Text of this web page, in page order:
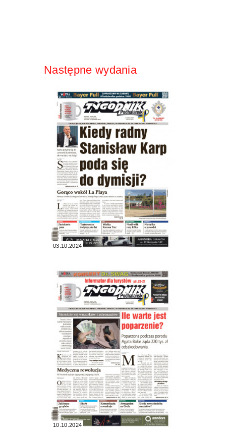
Następne wydania
03.10.2024
10.10.2024